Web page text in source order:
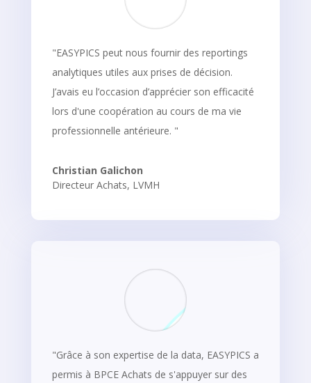
"EASYPICS peut nous fournir des reportings
analytiques utiles aux prises de décision.
J’avais eu l’occasion d’apprécier son efficacité
lors d'une coopération au cours de ma vie
professionnelle antérieure. "
Christian Galichon
Directeur Achats, LVMH
"Grâce à son expertise de la data, EASYPICS a
permis à BPCE Achats de s'appuyer sur des